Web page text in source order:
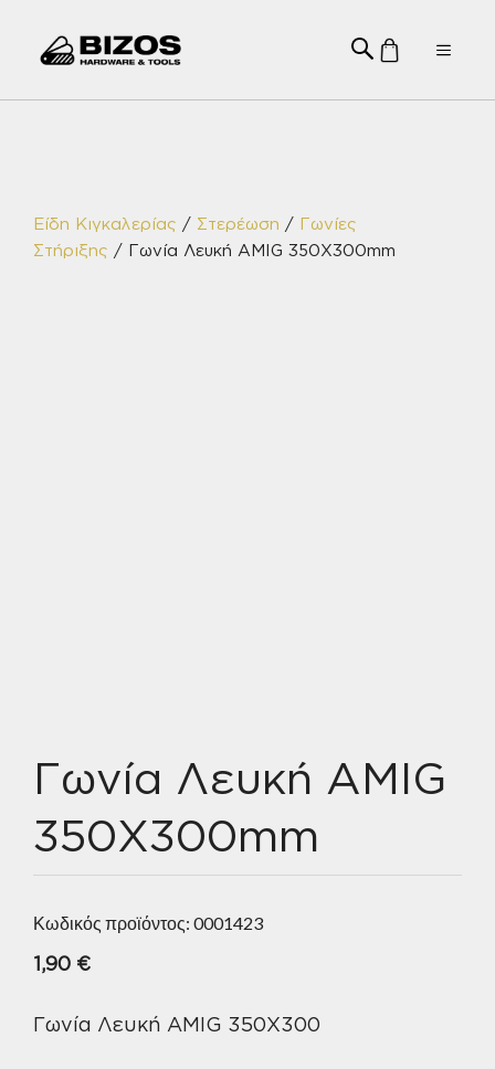
Menu
Είδη Κιγκαλερίας / Στερέωση / Γωνίες
Στήριξης / Γωνία Λευκή AMIG 350X300mm
Γωνία Λευκή AMIG
350X300mm
Κωδικός προϊόντος: 0001423
1,90 €
Γωνία Λευκή AMIG 350X300